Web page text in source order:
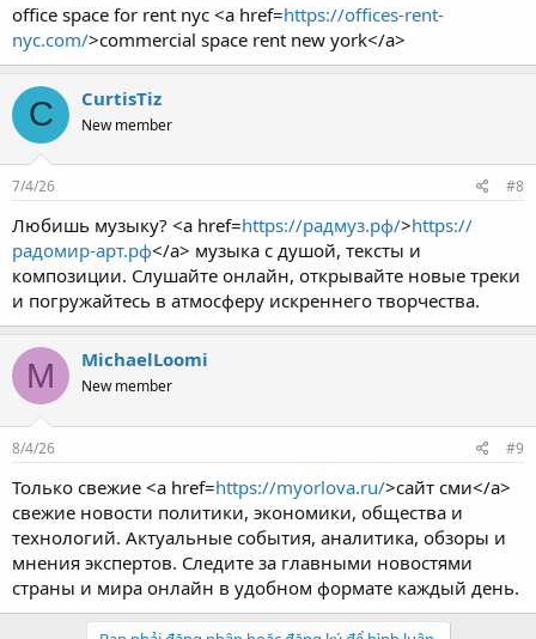
office space for rent nyc <a href=https://offices-rent-
nyc.com/>commercial space rent new york</a>
C CurtisTiz
New member
7/4/26 #8
Любишь музыку? <a href=https://радмуз.рф/>https://
радомир-арт.рф</a> музыка с душой, тексты и
композиции. Слушайте онлайн, открывайте новые треки
и погружайтесь в атмосферу искреннего творчества.
M MichaelLoomi
New member
8/4/26 #9
Только свежие <a href=https://myorlova.ru/>сайт сми</a>
свежие новости политики, экономики, общества и
технологий. Актуальные события, аналитика, обзоры и
мнения экспертов. Следите за главными новостями
страны и мира онлайн в удобном формате каждый день.